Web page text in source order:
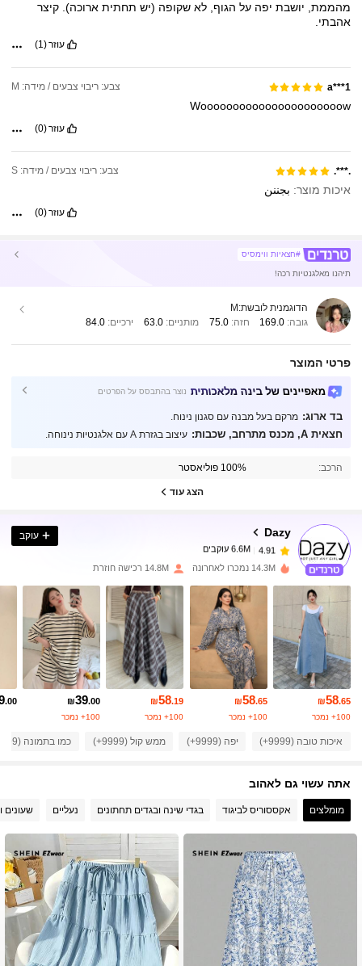
מהממת, יושבת יפהעל הגוף,לאשקופה (יש תחתיתארוכה).קיצר
אהבתי.
עוזר(1)
a***1 צבע: ריבוי צבעים / מידה: M
Woooooooooooooooooooooow
עוזר(0)
.***. צבע: ריבוי צבעים / מידה: S
איכות מוצר: بجننن
עוזר(0)
#חצאיות ווימסיס
תיהנו מאלגנטיות רכה!
הדוגמנית לובשת: M
גובה: 169.0 חזה:75.0 מותניים: 63.0 ירכיים: 84.0
פרטי המוצר
מאפיינים של בינה מלאכותית נוצר בהתבסס על הפרטים
בד ארוג: מרקם בעל מבנה עם סגנון נינוח.
חצאית A, מכנס מתרחב, שכבות: עיצוב בגזרת A עם אלגנטיות נינוחה.
הרכב: 100% פוליאסטר
הצג עוד
Dazy
4.91 6.6M עוקבים
4.91
a***b
שילםלפני יום אחד
4.91 6.6M עוקבים
4.91 6.6M עוקבים
4.91 6.6M עוקבים
4.91
4.91 6.6M עוקבים
4.91 6.6M עוקבים
4.91 6.6M עוקבים
עוקב
14.3M נמכרו לאחרונה 14.8M רכישה חוזרת
₪58.65
100+ נמכר
₪58.65
100+ נמכר
₪58.19
100+ נמכר
₪39.00
100+ נמכר
.00
איכות טובה (9999+) יפה (9999+) ממש קול (9999+) כמו בתמונה (9999+)
אתה עשוי גם לאהוב
מומלצים אקססוריס לביגוד בגדי שינה ובגדים תחתונים נעליים שעונים